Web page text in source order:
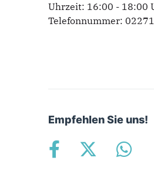
Uhrzeit: 16:00 - 18:00
Telefonnummer:
Empfehlen Sie uns!